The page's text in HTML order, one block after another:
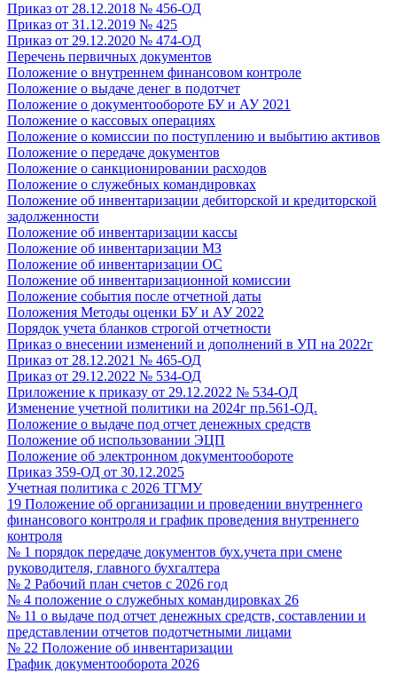
Приказ от 28.12.2018 № 456-ОД
Приказ от 31.12.2019 № 425
Приказ от 29.12.2020 № 474-ОД
Перечень первичных документов
Положение о внутреннем финансовом контроле
Положение о выдаче денег в подотчет
Положение о документообороте БУ и АУ 2021
Положение о кассовых операциях
Положение о комиссии по поступлению и выбытию активов
Положение о передаче документов
Положение о санкционировании расходов
Положение о служебных командировках
Положение об инвентаризации дебиторской и кредиторской
задолженности
Положение об инвентаризации кассы
Положение об инвентаризации МЗ
Положение об инвентаризации ОС
Положение об инвентаризационной комиссии
Положение события после отчетной даты
Положения Методы оценки БУ и АУ 2022
Порядок учета бланков строгой отчетности
Приказ о внесении изменений и дополнений в УП на 2022г
Приказ от 28.12.2021 № 465-ОД
Приказ от 29.12.2022 № 534-ОД
Приложение к приказу от 29.12.2022 № 534-ОД
Изменение учетной политики на 2024г пр.561-ОД.
Положение о выдаче под отчет денежных средств
Положение об использовании ЭЦП
Положение об электронном документообороте
Приказ 359-ОД от 30.12.2025
Учетная политика с 2026 ТГМУ
19 Положение об организации и проведении внутреннего
финансового контроля и график проведения внутреннего
контроля
№ 1 порядок передаче документов бух.учета при смене
руководителя, главного бухгалтера
№ 2 Рабочий план счетов с 2026 год
№ 4 положение о служебных командировках 26
№ 11 о выдаче под отчет денежных средств, составлении и
представлении отчетов подотчетными лицами
№ 22 Положение об инвентаризации
График документооборота 2026